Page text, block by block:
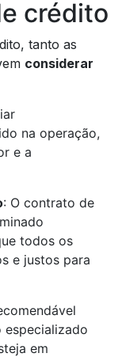
crédito
tanto as
considerar
na operação,
e a
: O contrato de
todos os
e justos para
especializado
em